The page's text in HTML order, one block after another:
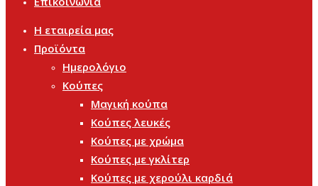
Η εταιρεία μας
Προϊόντα
Ημερολόγιο
Κούπες
Μαγική κούπα
Κούπες λευκές
Κούπες με χρώμα
Κούπες με γκλίτερ
Κούπες με χερούλι καρδιά